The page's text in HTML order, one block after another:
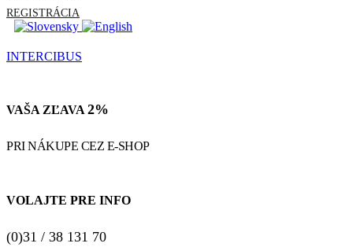
REGISTRÁCIA
INTERCIBUS
VAŠA ZĽAVA 2%
PRI NÁKUPE CEZ E-SHOP
VOLAJTE PRE INFO
(0)31 / 38 131 70